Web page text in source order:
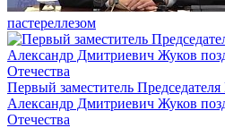
пастереллезом
Первый заместитель
Александр Дмитриевич Жуков
Отечества